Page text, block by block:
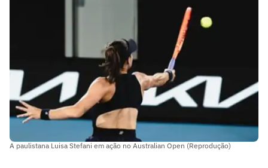
A paulistana Luisa Stefani em ação no Australian Open (Reprodução)